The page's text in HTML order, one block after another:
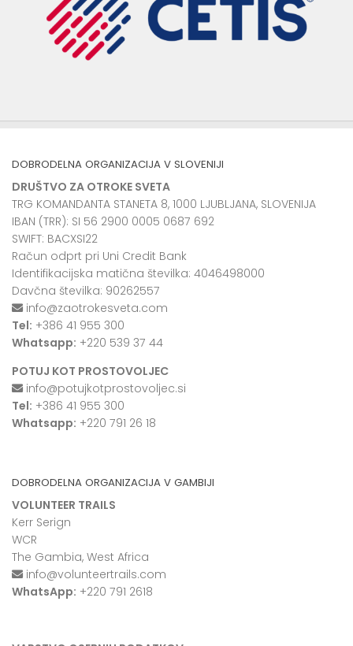
DOBRODELNA ORGANIZACIJA V SLOVENIJI
DRUŠTVO ZA OTROKE SVETA
TRG KOMANDANTA STANETA 8, 1000 LJUBLJANA, SLOVENIJA
IBAN (TRR): SI 56 2900 0005 0687 692
SWIFT: BACXSI22
Račun odprt pri Uni Credit Bank
Identifikacijska matična številka: 4046498000
Davčna številka: 90262557
info@zaotrokesveta.com
Tel: +386 41 955 300
Whatsapp: +220 539 37 44
POTUJ KOT PROSTOVOLJEC
info@potujkotprostovoljec.si
Tel: +386 41 955 300
Whatsapp: +220 791 26 18
DOBRODELNA ORGANIZACIJA V GAMBIJI
VOLUNTEER TRAILS
Kerr Serign
WCR
The Gambia, West Africa
info@volunteertrails.com
WhatsApp: +220 791 2618